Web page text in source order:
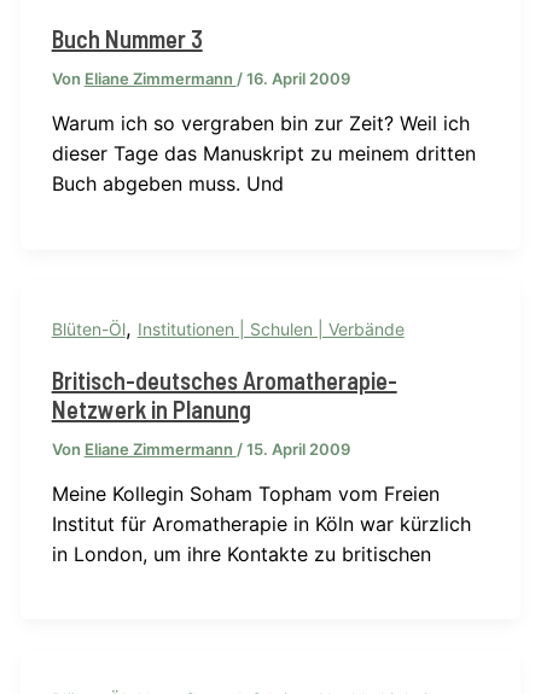
Buch Nummer 3
Von Eliane Zimmermann /16. April 2009
Warum ich so vergraben bin zur Zeit? Weil ich
dieser Tage das Manuskript zu meinem dritten
Buch abgeben muss. Und
Blüten-Öl, Institutionen | Schulen | Verbände
Britisch-deutsches Aromatherapie-
Netzwerk in Planung
Von Eliane Zimmermann /15. April 2009
Meine Kollegin Soham Topham vom Freien
Institut für Aromatherapie in Köln war kürzlich
in London, um ihre Kontakte zu britischen